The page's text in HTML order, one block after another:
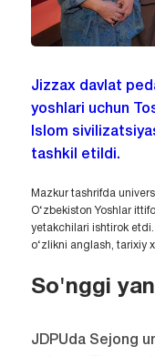
Jizzax davlat
yoshlari uchun
Islom
tashkil etildi.
Mazkur tashrifda
O‘zbekiston Yoshlar
yetakchilari ishtirok
o‘zlikni anglash, tarixiy
So'nggi
JDPUda Sejong